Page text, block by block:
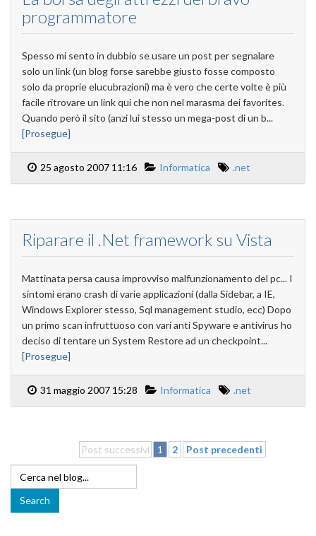
programmatore
Spesso mi sento in dubbio se usare un post per segnalare
solo un link (un blog forse sarebbe giusto fosse composto
solo da proprie elucubrazioni) ma è vero che certe volte è più
facile ritrovare un link qui che non nel marasma dei favorites.
Quando però il sito (anzi lui stesso un mega-post di un b...
[Prosegue]
25 agosto 2007 11:16 Informatica .net
Riparare il .Net framework su Vista
Mattinata persa causa improvviso malfunzionamento del pc... I
sintomi erano crash di varie applicazioni (dalla Sidebar, a IE,
Windows Explorer stesso, Sql management studio, ecc) Dopo
un primo scan infruttuoso con vari anti Spyware e antivirus ho
deciso di tentare un System Restore ad un checkpoint...
[Prosegue]
31 maggio 2007 15:28 Informatica .net
Post successivi 1 2 Post precedenti